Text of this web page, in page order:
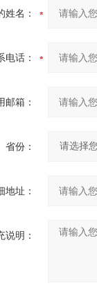
姓名：
电话：
邮箱：
省份：
地址：
说明：